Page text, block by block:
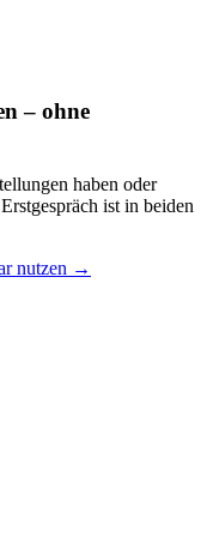
– ohne
haben oder
ist in beiden
nutzen →